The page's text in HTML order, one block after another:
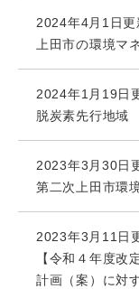
2024年4月1日更
上田市の環境マ
2024年1月19日
脱炭素先行地域
2023年3月30日
第二次上田市環
2023年3月11日
【令和４年度改
計画（案）に対